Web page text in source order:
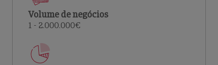
Volume de negócios
1 - 2.000.000€